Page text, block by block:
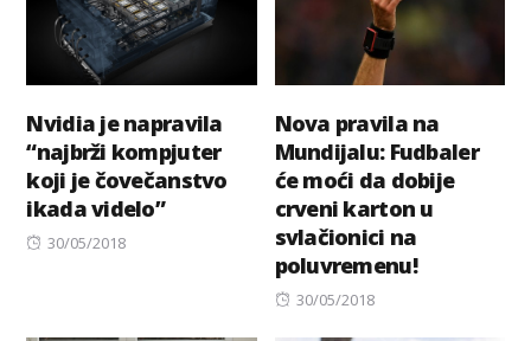
Nvidia je napravila
“najbrži kompjuter
koji je čovečanstvo
ikada videlo”
Posted
30/05/2018
Nova pravila na
Mundijalu: Fudbaler
će moći da dobije
crveni karton u
svlačionici na
poluvremenu!
Posted
30/05/2018